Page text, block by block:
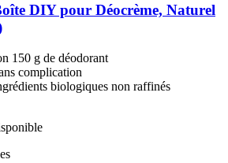
DIY pour Déocrème, Naturel
150 g de déodorant
complication
biologiques non raffinés